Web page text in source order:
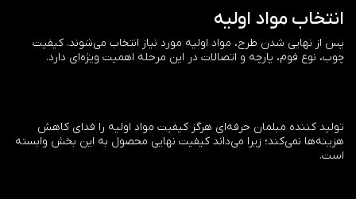
انتخاب مواد اولیه
پس از نهایی شدن طرح، مواد اولیه مورد نیاز انتخاب می‌شوند. کیفیت
چوب، نوع فوم، پارچه و اتصالات در این مرحله اهمیت ویژه‌ای دارد.
تولید کننده مبلمان حرفه‌ای هرگز کیفیت مواد اولیه را فدای کاهش
هزینه‌ها نمی‌کند؛ زیرا می‌داند کیفیت نهایی محصول به این بخش وابسته
است.